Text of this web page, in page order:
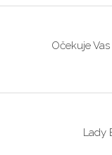
Očekuje
Lady